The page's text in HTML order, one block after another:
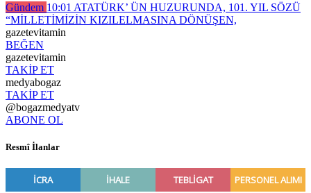
Gündem 10:01 ATATÜRK’ ÜN HUZURUNDA, 101. YIL SÖZÜ
“MİLLETİMİZİN KIZILELMASINA DÖNÜŞEN,
gazetevitamin
BEĞEN
gazetevitamin
TAKİP ET
medyabogaz
TAKİP ET
@bogazmedyatv
ABONE OL
Resmî İlanlar